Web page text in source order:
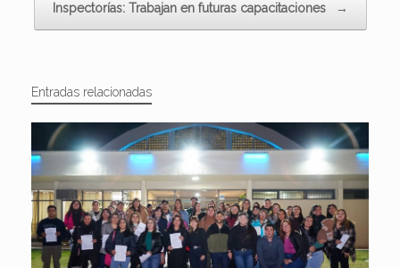
Inspectorías: Trabajan en futuras capacitaciones →
Entradas relacionadas